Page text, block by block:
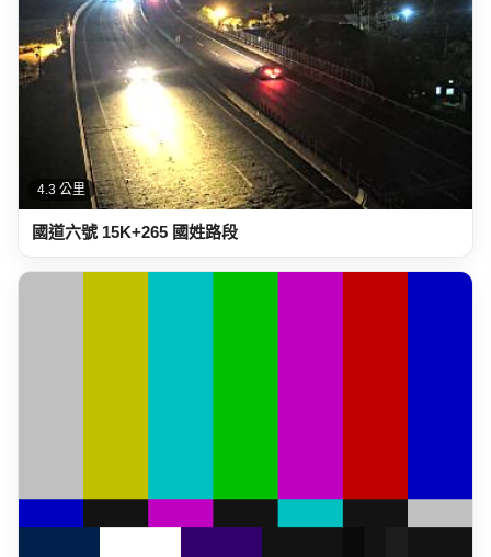
4.3 公里
國道六號 15K+265 國姓路段